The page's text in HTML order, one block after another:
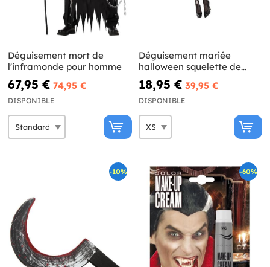
Déguisement mort de
l'inframonde pour homme
67,95 € 74,95 €
DISPONIBLE
Déguisement mariée
halloween squelette de
l'ombre sexy femme
18,95 € 39,95 €
DISPONIBLE
-10% -60%